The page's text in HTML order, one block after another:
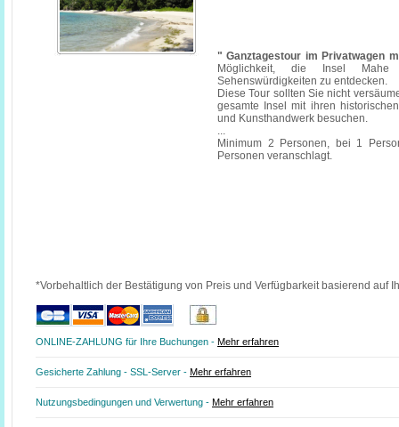
" Ganztagestour im Privatwagen
Möglichkeit, die Insel
Sehenswürdigkeiten zu entdecken.
Diese Tour sollten Sie nicht
gesamte Insel mit ihren
und Kunsthandwerk besuchen.
...
Minimum 2 Personen, bei 1
Personen veranschlagt.
*Vorbehaltlich der Bestätigung von Preis und Verfügbarkeit basierend auf
ONLINE-ZAHLUNG für Ihre Buchungen - Mehr erfahren
Gesicherte Zahlung - SSL-Server - Mehr erfahren
Nutzungsbedingungen und Verwertung - Mehr erfahren